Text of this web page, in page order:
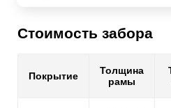
Стоимость забора
Покрытие
Толщина
рамы